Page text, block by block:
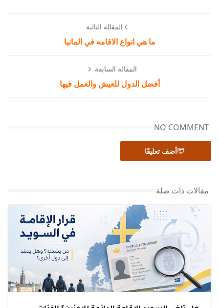
المقالة التالية
ما هي انواع الاقامه في المانيا
المقالة السابقة
أفضل الدول للعيش والعمل فيها
NO COMMENT
أضف تعليقًا
مقالات ذات صلة